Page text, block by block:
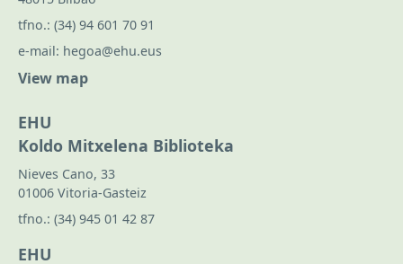
tfno.: (34) 94 601 70 91
e-mail: hegoa@ehu.eus
View map
EHU
Koldo Mitxelena Biblioteka
Nieves Cano, 33
01006 Vitoria-Gasteiz
tfno.: (34) 945 01 42 87
EHU